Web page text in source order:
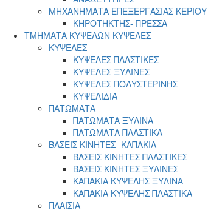
ΜΗΧΑΝΗΜΑΤΑ ΕΠΕΞΕΡΓΑΣΙΑΣ ΚΕΡΙΟΥ
ΚΗΡΟΤΗΚΤΗΣ- ΠΡΕΣΣΑ
ΤΜΗΜΑΤΑ ΚΥΨΕΛΩΝ ΚΥΨΕΛΕΣ
ΚΥΨΕΛΕΣ
ΚΥΨΕΛΕΣ ΠΛΑΣΤΙΚΕΣ
ΚΥΨΕΛΕΣ ΞΥΛΙΝΕΣ
ΚΥΨΕΛΕΣ ΠΟΛΥΣΤΕΡΙΝΗΣ
ΚΥΨΕΛΙΔΙΑ
ΠΑΤΩΜΑΤΑ
ΠΑΤΩΜΑΤΑ ΞΥΛΙΝΑ
ΠΑΤΩΜΑΤΑ ΠΛΑΣΤΙΚΑ
ΒΑΣΕΙΣ ΚΙΝΗΤΕΣ- ΚΑΠΑΚΙΑ
ΒΑΣΕΙΣ ΚΙΝΗΤΕΣ ΠΛΑΣΤΙΚΕΣ
ΒΑΣΕΙΣ ΚΙΝΗΤΕΣ ΞΥΛΙΝΕΣ
ΚΑΠΑΚΙΑ ΚΥΨΕΛΗΣ ΞΥΛΙΝΑ
ΚΑΠΑΚΙΑ ΚΥΨΕΛΗΣ ΠΛΑΣΤΙΚΑ
ΠΛΑΙΣΙΑ